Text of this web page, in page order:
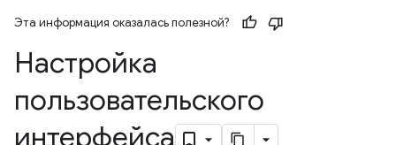
Эта информация оказалась полезной?
Настройка
пользовательского
интерфейса